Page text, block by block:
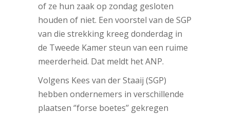
of ze hun zaak op zondag gesloten
houden of niet. Een voorstel van de SGP
van die strekking kreeg donderdag in
de Tweede Kamer steun van een ruime
meerderheid. Dat meldt het ANP.
Volgens Kees van der Staaij (SGP)
hebben ondernemers in verschillende
plaatsen ‘’forse boetes’’ gekregen